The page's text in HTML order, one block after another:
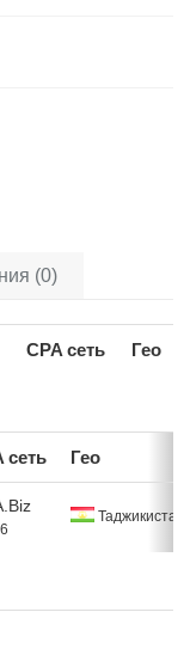
(0)
CPA сеть Гео
сеть Гео
Таджикистан